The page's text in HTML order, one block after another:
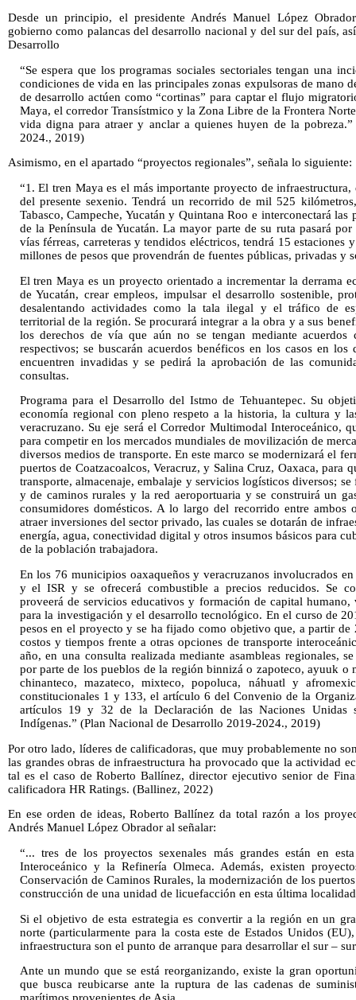
Desde un principio, el presidente Andrés Manuel López
gobierno como palancas del desarrollo nacional y del sur del país,
Desarrollo
“Se espera que los programas sociales sectoriales tengan una
condiciones de vida en las principales zonas expulsoras de mano
de desarrollo actúen como “cortinas” para captar el flujo
Maya, el corredor Transístmico y la Zona Libre de la Frontera
vida digna para atraer y anclar a quienes huyen de la
2024., 2019)
Asimismo, en el apartado “proyectos regionales”, señala lo siguiente:
“1. El tren Maya es el más importante proyecto de
del presente sexenio. Tendrá un recorrido de mil 525
Tabasco, Campeche, Yucatán y Quintana Roo e interconectará
de la Península de Yucatán. La mayor parte de su ruta pasará
vías férreas, carreteras y tendidos eléctricos, tendrá 15
millones de pesos que provendrán de fuentes públicas, privadas y
El tren Maya es un proyecto orientado a incrementar la derrama
de Yucatán, crear empleos, impulsar el desarrollo sostenible,
desalentando actividades como la tala ilegal y el tráfico de
territorial de la región. Se procurará integrar a la obra y a sus
los derechos de vía que aún no se tengan mediante acuerdos
respectivos; se buscarán acuerdos benéficos en los casos en
encuentren invadidas y se pedirá la aprobación de las
consultas.
Programa para el Desarrollo del Istmo de Tehuantepec. Su
economía regional con pleno respeto a la historia, la cultura y
veracruzano. Su eje será el Corredor Multimodal Interoceánico,
para competir en los mercados mundiales de movilización de
diversos medios de transporte. En este marco se modernizará el
puertos de Coatzacoalcos, Veracruz, y Salina Cruz, Oaxaca, para
transporte, almacenaje, embalaje y servicios logísticos diversos;
y de caminos rurales y la red aeroportuaria y se construirá un
consumidores domésticos. A lo largo del recorrido entre ambos
atraer inversiones del sector privado, las cuales se dotarán de
energía, agua, conectividad digital y otros insumos básicos para
de la población trabajadora.
En los 76 municipios oaxaqueños y veracruzanos involucrados
y el ISR y se ofrecerá combustible a precios reducidos. Se
proveerá de servicios educativos y formación de capital
para la investigación y el desarrollo tecnológico. En el curso de
pesos en el proyecto y se ha fijado como objetivo que, a partir
costos y tiempos frente a otras opciones de transporte
año, en una consulta realizada mediante asambleas regionales,
por parte de los pueblos de la región binnizá o zapoteco, ayuuk
chinanteco, mazateco, mixteco, popoluca, náhuatl y
constitucionales 1 y 133, el artículo 6 del Convenio de la
artículos 19 y 32 de la Declaración de las Naciones Unidas
Indígenas.” (Plan Nacional de Desarrollo 2019-2024., 2019)
Por otro lado, líderes de calificadoras, que muy probablemente no
las grandes obras de infraestructura ha provocado que la actividad
tal es el caso de Roberto Ballínez, director ejecutivo senior de
calificadora HR Ratings. (Ballinez, 2022)
En ese orden de ideas, Roberto Ballínez da total razón a los
Andrés Manuel López Obrador al señalar:
“... tres de los proyectos sexenales más grandes están en
Interoceánico y la Refinería Olmeca. Además, existen
Conservación de Caminos Rurales, la modernización de los
construcción de una unidad de licuefacción en esta última
Si el objetivo de esta estrategia es convertir a la región en un
norte (particularmente para la costa este de Estados Unidos
infraestructura son el punto de arranque para desarrollar el sur –
Ante un mundo que se está reorganizando, existe la gran
que busca reubicarse ante la ruptura de las cadenas de